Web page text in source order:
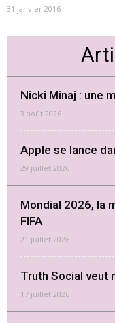
31 janvier 2016
Nicki Minaj : une
3 août 2026
Apple se lance
29 juillet 2026
Mondial 2026, la
FIFA
21 juillet 2026
Truth Social veut
17 juillet 2026